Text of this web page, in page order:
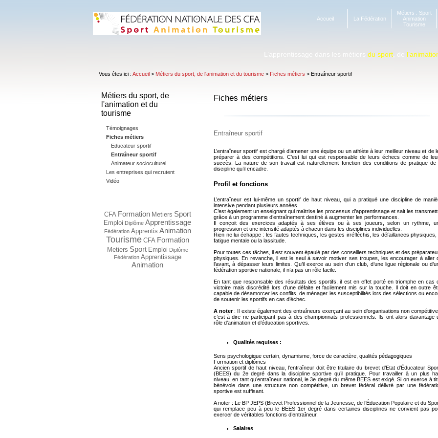
Accueil La Fédération
Métiers : Sport
Animation
Tourisme
L’apprentissage dans les métiers du sport , de
Vous êtes ici : Accueil > Métiers du sport, de l'animation et du tourisme > Fiches métiers > Entraîneur sportif
Métiers du sport, de
l'animation et du
tourisme
Témoignages
Fiches métiers
Educateur sportif
Entraîneur sportif
Animateur socioculturel
Les entreprises qui recrutent
Vidéo
CFA Formation Metiers Sport
Emploi Diplôme Apprentissage
Fédération Apprentis Animation
Tourisme CFA Formation
Metiers Sport Emploi Diplôme
Fédération Apprentissage
Animation
Fiches métiers
Entraîneur sportif
L’entraîneur sportif est chargé d’amener une équipe ou un athlète à leur meilleur niveau et de
préparer à des compétitions. C’est lui qui est responsable de leurs échecs comme de
succès. La nature de son travail est naturellement fonction des conditions de pratique de
discipline qu’il encadre.
Profil et fonctions
L’entraîneur est lui-même un sportif de haut niveau, qui a pratiqué une discipline de
intensive pendant plusieurs années.
C’est également un enseignant qui maîtrise les processus d’apprentissage et sait les
grâce à un programme d’entraînement destiné à augmenter les performances.
Il conçoit des exercices adaptés à ses élèves ou à ses joueurs, selon un rythme,
progression et une intensité adaptés à chacun dans les disciplines individuelles.
Rien ne lui échappe : les fautes techniques, les gestes irréfléchis, les défaillances physiques,
fatigue mentale ou la lassitude.
Pour toutes ces tâches, il est souvent épaulé par des conseillers techniques et des
physiques. En revanche, il est le seul à savoir motiver ses troupes, les encourager à aller
l’avant, à dépasser leurs limites. Qu’il exerce au sein d’un club, d’une ligue régionale ou
fédération sportive nationale, il n’a pas un rôle facile.
En tant que responsable des résultats des sportifs, il est en effet porté en triomphe en cas
victoire mais discrédité lors d’une défaite et facilement mis sur la touche. Il doit en outre
capable de désamorcer les conflits, de ménager les susceptibilités lors des sélections ou
de soutenir les sportifs en cas d’échec.
A noter : Il existe également des entraîneurs exerçant au sein d’organisations non
c’est-à-dire ne participant pas à des championnats professionnels. Ils ont alors davantage
rôle d’animation et d’éducation sportives.
Qualités requises :
Sens psychologique certain, dynamisme, force de caractère, qualités pédagogiques
Formation et diplômes
Ancien sportif de haut niveau, l’entraîneur doit être titulaire du brevet d’Etat d’Éducateur
(BEES) du 2e degré dans la discipline sportive qu’il pratique. Pour travailler à un plus
niveau, en tant qu’entraîneur national, le 3e degré du même BEES est exigé. Si on exerce à
bénévole dans une structure non compétitive, un brevet fédéral délivré par une
sportive est suffisant.
A noter : Le BP JEPS (Brevet Professionnel de la Jeunesse, de l’Éducation Populaire et du
qui remplace peu à peu le BEES 1er degré dans certaines disciplines ne convient pas
exercer de véritables fonctions d’entraîneur.
Salaires